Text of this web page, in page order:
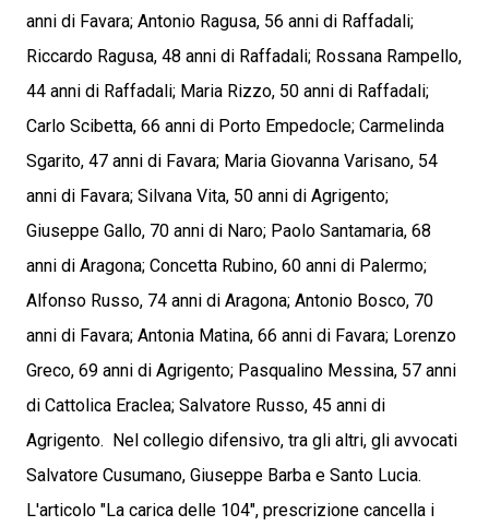
anni di Favara; Antonio Ragusa, 56 anni di Raffadali;
Riccardo Ragusa, 48 anni di Raffadali; Rossana Rampello,
44 anni di Raffadali; Maria Rizzo, 50 anni di Raffadali;
Carlo Scibetta, 66 anni di Porto Empedocle; Carmelinda
Sgarito, 47 anni di Favara; Maria Giovanna Varisano, 54
anni di Favara; Silvana Vita, 50 anni di Agrigento;
Giuseppe Gallo, 70 anni di Naro; Paolo Santamaria, 68
anni di Aragona; Concetta Rubino, 60 anni di Palermo;
Alfonso Russo, 74 anni di Aragona; Antonio Bosco, 70
anni di Favara; Antonia Matina, 66 anni di Favara; Lorenzo
Greco, 69 anni di Agrigento; Pasqualino Messina, 57 anni
di Cattolica Eraclea; Salvatore Russo, 45 anni di
Agrigento. Nel collegio difensivo, tra gli altri, gli avvocati
Salvatore Cusumano, Giuseppe Barba e Santo Lucia.
L'articolo "La carica delle 104", prescrizione cancella i